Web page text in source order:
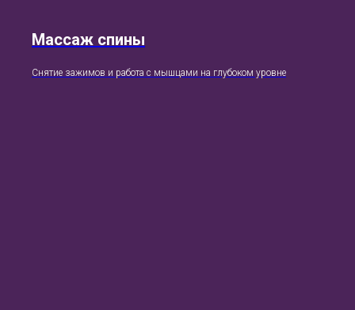
Массаж спины
Снятие зажимов и работа с мышцами на глубоком уровне